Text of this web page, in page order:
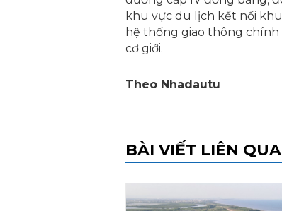
khu vực du lịch kết nối
hệ thống giao thông chính
cơ giới.
Theo Nhadautu
BÀI VIẾT LIÊN